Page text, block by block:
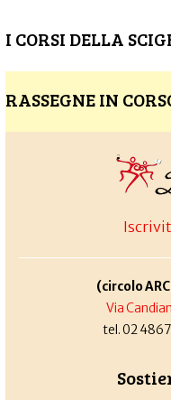
I CORSI DELLA
RASSEGNE IN
(circolo
Via
tel. 02